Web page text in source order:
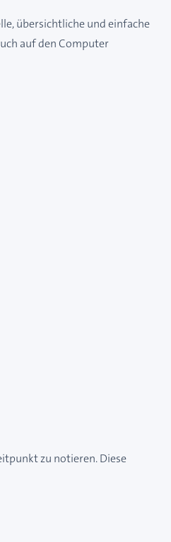
übersichtliche und einfache
auf den Computer
zu notieren. Diese